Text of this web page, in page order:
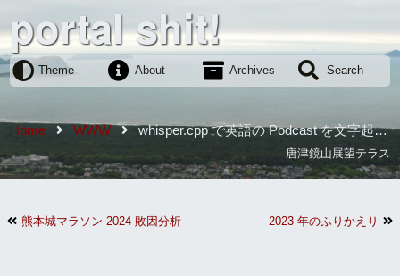
portal shit!
Theme About Archives Search
Home WWW
whisper.cpp で英語の Podcast を文字起こ
し
唐津鏡山展望テラス
熊本城マラソン 2024 敗因分析 2023 年のふりかえり